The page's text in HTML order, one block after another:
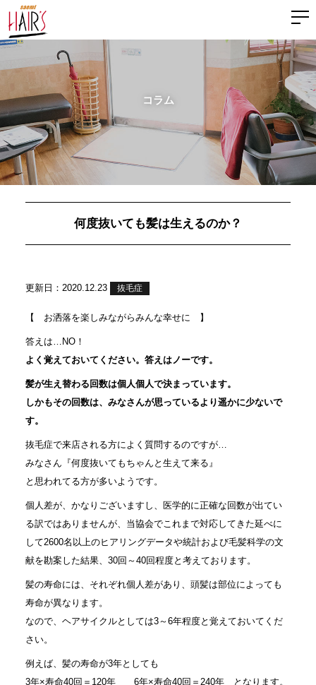
コラム
何度抜いても髪は生えるのか？
更新日：2020.12.23 抜毛症
【 お洒落を楽しみながらみんな幸せに 】
答えは…NO！
よく覚えておいてください。答えはノーです。
髪が生え替わる回数は個人個人で決まっています。
しかもその回数は、みなさんが思っているより遥かに少ないで
す。
抜毛症で来店される方によく質問するのですが…
みなさん『何度抜いてもちゃんと生えて来る』
と思われてる方が多いようです。
個人差が、かなりございますし、医学的に正確な回数が出てい
る訳ではありませんが、当協会でこれまで対応してきた延べに
して2600名以上のヒアリングデータや統計および毛髪科学の文
献を勘案した結果、30回～40回程度と考えております。
髪の寿命には、それぞれ個人差があり、頭髪は部位によっても
寿命が異なります。
なので、ヘアサイクルとしては3～6年程度と覚えておいてくだ
さい。
例えば、髪の寿命が3年としても
3年×寿命40回＝120年 6年×寿命40回＝240年 となります。